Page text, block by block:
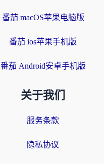
番茄 macOS苹果电脑版
番茄 ios苹果手机版
番茄 Android安卓手机版
关于我们
服务条款
隐私协议